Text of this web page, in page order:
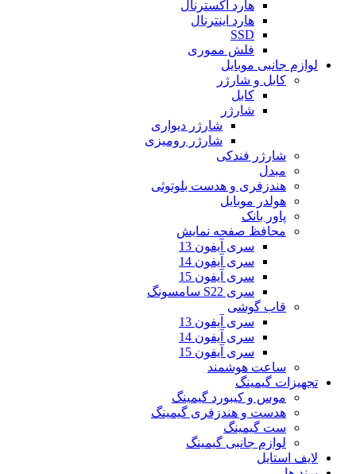
هارد اکسترنال
هارد اینترنال
SSD
فلش مموری
لوازم جانبی موبایل
کابل و شارژر
کابل
شارژر
شارژر دیواری
شارژر رومیزی
شارژر فندکی
مبدل
هندزفری و هدست بلوتوثی
هولدر موبایل
پاور بانک
محافظ صفحه نمایش
سری آیفون 13
سری آیفون 14
سری آیفون 15
سری S22 سامسونگ
قاب گوشی
سری آیفون 13
سری آیفون 14
سری آیفون 15
ساعت هوشمند
تجهیزات گیمینگ
موس و کیبورد گیمینگ
هدست و هندزفری گیمینگ
ست گیمینگ
لوازم جانبی گیمینگ
لایف استایل